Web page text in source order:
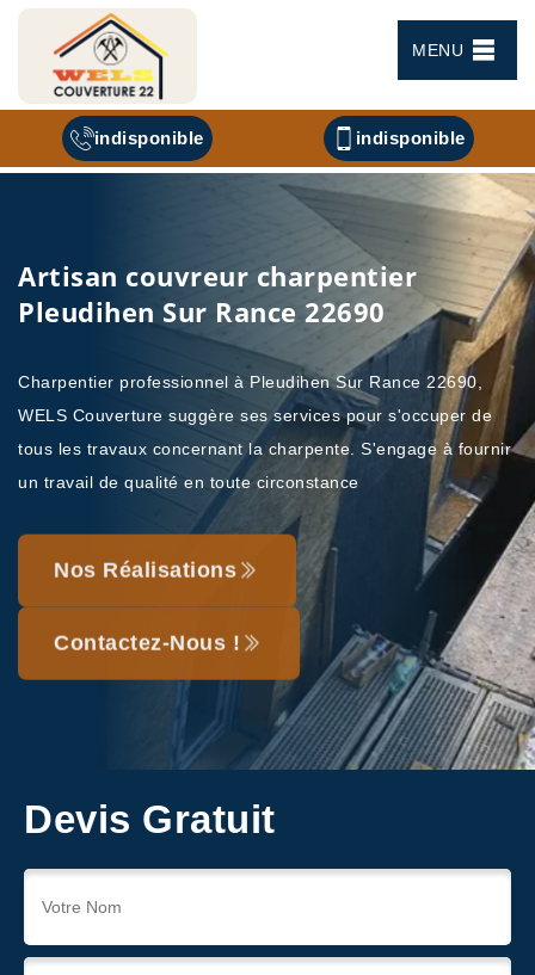
MENU
indisponible indisponible
Artisan couvreur charpentier
Pleudihen Sur Rance 22690
Charpentier professionnel à Pleudihen Sur Rance 22690,
WELS Couverture suggère ses services pour s'occuper de
tous les travaux concernant la charpente. S'engage à fournir
un travail de qualité en toute circonstance
Nos Réalisations
Contactez-Nous !
Devis Gratuit